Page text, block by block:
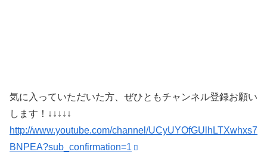
気に入っていただいた方、ぜひともチャンネル登録お願い
します！↓↓↓↓↓
http://www.youtube.com/channel/UCyUYOfGUlhLTXwhxs7
BNPEA?sub_confirmation=1